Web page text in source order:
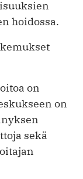
hoidossa.
on
on
sekä